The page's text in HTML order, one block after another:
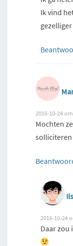
Ik vind
2016-10-24
Mochten
solliciteren
2016-10-24
Daar zou